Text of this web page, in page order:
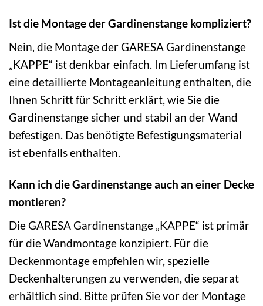
Ist die Montage der Gardinenstange kompliziert?
Nein, die Montage der GARESA Gardinenstange
„KAPPE“ ist denkbar einfach. Im Lieferumfang ist
eine detaillierte Montageanleitung enthalten, die
Ihnen Schritt für Schritt erklärt, wie Sie die
Gardinenstange sicher und stabil an der Wand
befestigen. Das benötigte Befestigungsmaterial
ist ebenfalls enthalten.
Kann ich die Gardinenstange auch an einer Decke
montieren?
Die GARESA Gardinenstange „KAPPE“ ist primär
für die Wandmontage konzipiert. Für die
Deckenmontage empfehlen wir, spezielle
Deckenhalterungen zu verwenden, die separat
erhältlich sind. Bitte prüfen Sie vor der Montage